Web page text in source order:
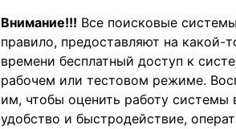
Внимание!!! Все поисковые
правило, предоставляют на какой-
времени бесплатный доступ к
рабочем или тестовом режиме.
им, чтобы оценить работу системы
удобство и быстродействие,